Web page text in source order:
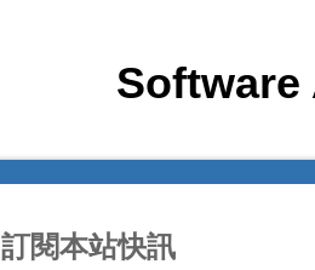
訂閱本站快訊